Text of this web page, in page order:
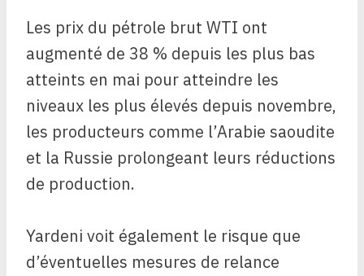
Les prix du pétrole brut WTI ont
augmenté de 38 % depuis les plus bas
atteints en mai pour atteindre les
niveaux les plus élevés depuis novembre,
les producteurs comme l’Arabie saoudite
et la Russie prolongeant leurs réductions
de production.
Yardeni voit également le risque que
d’éventuelles mesures de relance